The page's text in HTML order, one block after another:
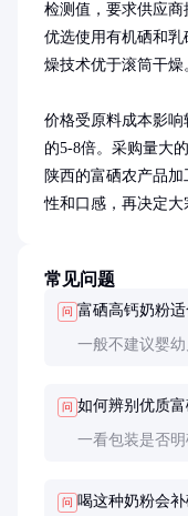
检测值，要求供应商
优选使用有机硒和
燥技术优于滚筒干燥
价格受原料成本影
的5-8倍。采购量大
陕西的富硒农产品
性和口感，再决定大
常见问题
问 富硒高钙奶粉适
一般不建议婴
问 如何辨别优质
一看包装是否
证。
问 喝这种奶粉会补